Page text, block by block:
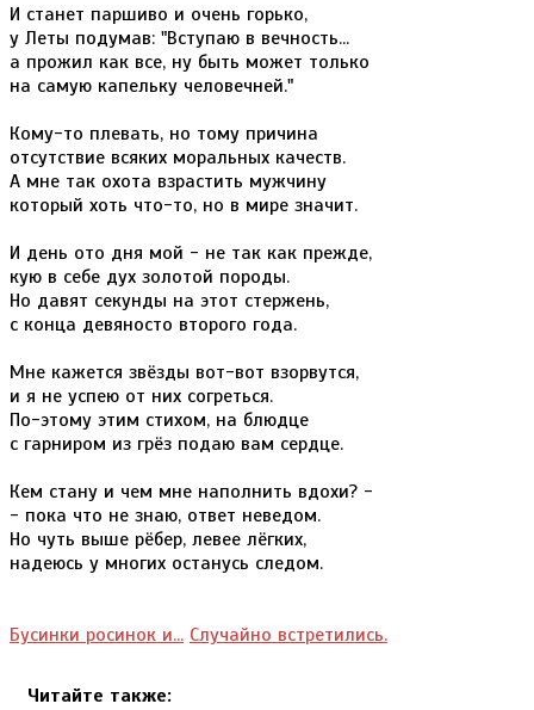
И станет паршиво и очень горько,
у Леты подумав: "Вступаю в вечность...
а прожил как все, ну быть может только
на самую капельку человечней."
Кому-то плевать, но тому причина
отсутствие всяких моральных качеств.
А мне так охота взрастить мужчину
который хоть что-то, но в мире значит.
И день ото дня мой - не так как прежде,
кую в себе дух золотой породы.
Но давят секунды на этот стержень,
с конца девяносто второго года.
Мне кажется звёзды вот-вот взорвутся,
и я не успею от них согреться.
По-этому этим стихом, на блюдце
с гарниром из грёз подаю вам сердце.
Кем стану и чем мне наполнить вдохи? -
- пока что не знаю, ответ неведом.
Но чуть выше рёбер, левее лёгких,
надеюсь у многих останусь следом.
Бусинки росинок и... Случайно встретились.
Читайте также: